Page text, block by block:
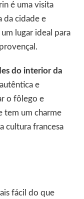
é uma visita
da cidade e
lugar ideal para
do interior da
e
o fôlego e
tem um charme
cultura francesa
fácil do que